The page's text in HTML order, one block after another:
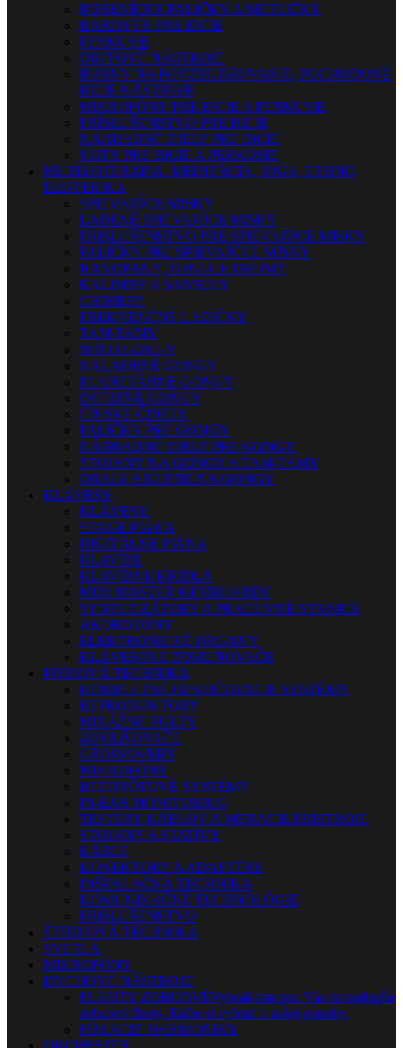
BUBENÍCKE PALIČKY A METLIČKY
HARDVÉR PRE BICIE
PERKUSIE
ORFFOVÉ NÁSTROJE
BUBNY NA POVZBUDZOVANIE, POCHODOVÉ
BICIE NÁSTROJE
MIKROFÓNY PRE BICIE A PERKUSIE
PRÍSLUŠENSTVO PRE BICIE
NÁHRADNÉ DIELY PRE BICIE
NOTY PRE BICIE A PERKUSIE
MUZIKOTERAPIA, MEDITÁCIA, JOGA, ETHNO,
EZOTERIKA
SPIEVAJÚCE MISKY
LADENÉ SPIEVAJÚCE MISKY
PRISLUŠENSTVO PRE SPIEVAJÚCE MISKY
PALIČKY PRE SPIEVAJÚCE MISKY
HANDPANY, TONGUE DRUMY
KALIMBY A SANSULY
CHIMESY
FREKVENČNÉ LADIČKY
TAM-TAMY
WIND GONGY
NALADENÉ GONGY
PLANETÁRNE GONGY
OSTATNÉ GONGY
ČÍNSKE ČINELY
PALIČKY PRE GONGY
NÁHRADNÉ DIELY PRE GONGY
STOJANY NA GONGY A TAM-TAMY
OBALY A KUFRE NA GONGY
KLÁVESY
KLÁVESY
STAGE PIÁNA
DIGITÁLNE PIÁNA
KLAVÍRE
KLAVÍRNE KRÍDLA
MIDI MASTER KEYBOARDY
SYNTETIZÁTORY A PRACOVNÉ STANICE
AKORDEÓNY
ELEKTRONICKÉ ORGANY
KLÁVESOVÉ ZOSILŇOVAČE
PÓDIOVÁ TECHNIKA
KOMPLETNÉ OZVUČOVACIE SYSTÉMY
REPRODUKTORY
MIXÁŽNE PULTY
ZOSILŇOVAČE
CROSSOVERY
MIKROFÓNY
BEZDRÔTOVÉ SYSTÉMY
IN-EAR MONITORING
TESTERY KÁBLOV A MERACIE PRÍSTROJE
STOJANY A STATÍVY
KÁBLE
KONEKTORY A ADAPTÉRY
INŠTALAČNÁ TECHNIKA
KOMUNIKAČNÉ TECHNOLÓGIE
PRÍSLUŠENSTVO
ŠTÚDIOVÁ TECHNIKA
SVETLÁ
MIKROFÓNY
DYCHOVÉ NÁSTROJE
FLAUTY-ZOBCOVÉVybrali sme pre Vás tie najlepšie
zobcové flauty. Ráčte si vybrať z našej ponuky.
FÚKACIE HARMONIKY